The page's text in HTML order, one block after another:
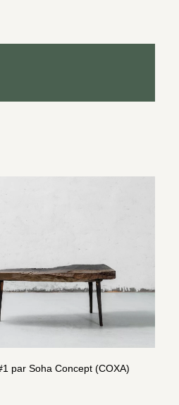
par Soha Concept (COXA)